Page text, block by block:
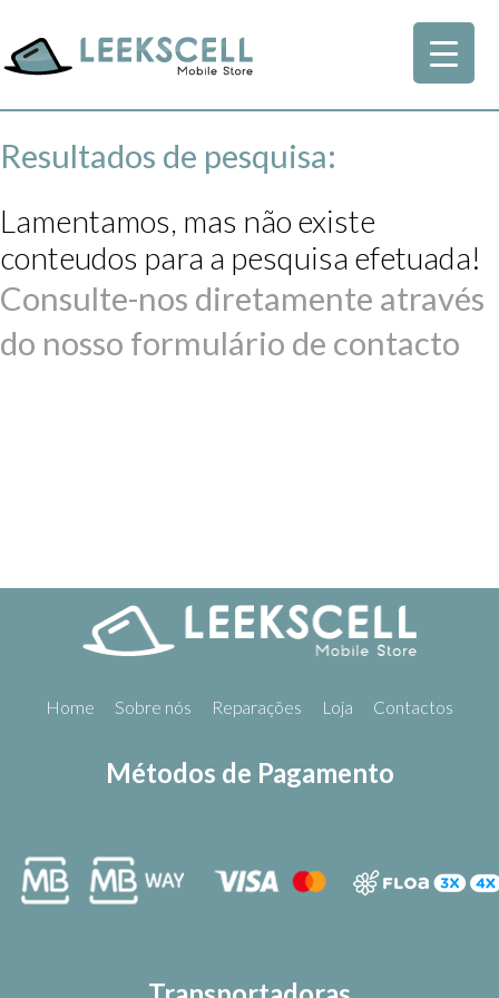
Resultados de pesquisa:
Lamentamos, mas não existe
conteudos para a pesquisa efetuada!
Consulte-nos diretamente através
do nosso formulário de contacto
Home Sobre nós Reparações Loja Contactos
Métodos de Pagamento